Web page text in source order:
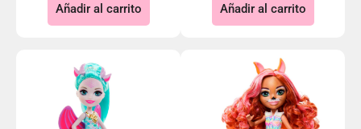
Añadir al carrito Añadir al carrito